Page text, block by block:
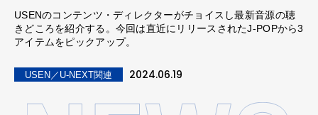
USENのコンテンツ・ディレクターがチョイスし最新音源の聴
きどころを紹介する。今回は直近にリリースされたJ-POPから3
アイテムをピックアップ。
USEN／U-NEXT関連 2024.06.19